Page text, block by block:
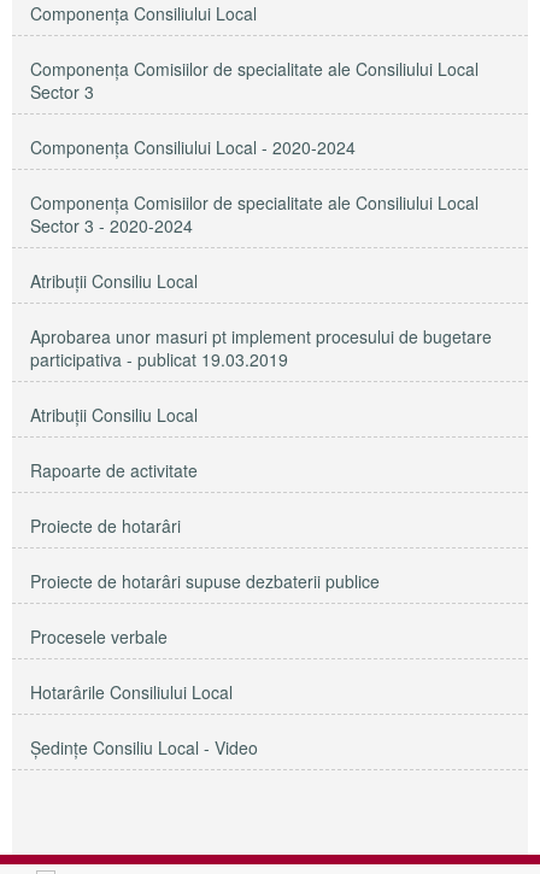
Componența Consiliului Local
Componența Comisiilor de specialitate ale Consiliului Local
Sector 3
Componenţa Consiliului Local - 2020-2024
Componenţa Comisiilor de specialitate ale Consiliului Local
Sector 3 - 2020-2024
Atribuţii Consiliu Local
Aprobarea unor masuri pt implement procesului de bugetare
participativa - publicat 19.03.2019
Atribuții Consiliu Local
Rapoarte de activitate
Proiecte de hotarâri
Proiecte de hotarâri supuse dezbaterii publice
Procesele verbale
Hotarârile Consiliului Local
Şedinţe Consiliu Local - Video